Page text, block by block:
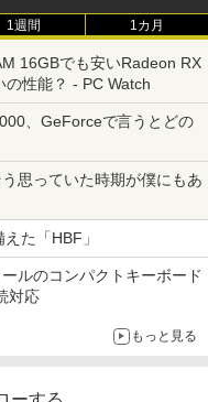
Buds 8 Lite ワイヤ
5.4 ノイズキャンセ
再生
定】 伊藤園 磨かれて、澄
2L 8本 ラベルレス [ ケース
ル ] [ 箱買い ] [ ストック
ミックス)
1週間 1カ月
16GBでも安いRadeon RX
性能？ - PC Watch
、GeForceで言うとどの
思っていた時期が僕にもあ
た「HBF」
ルのコンパクトキーボード
対応
もっと見る